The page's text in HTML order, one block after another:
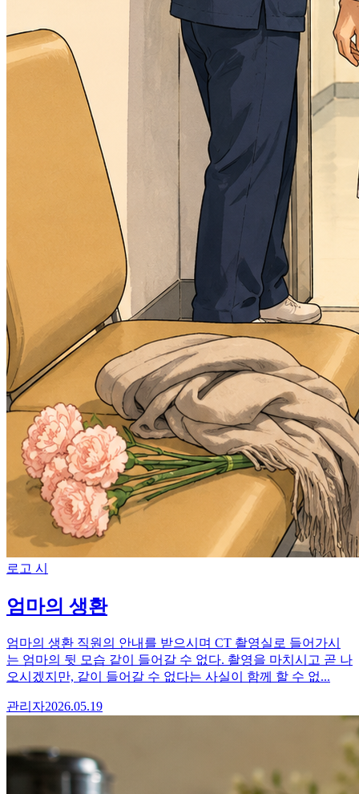
로고 시
엄마의 생환
엄마의 생환 직원의 안내를 받으시며 CT 촬영실로 들어가시
는 엄마의 뒷 모습 같이 들어갈 수 없다. 촬영을 마치시고 곧 나
오시겠지만, 같이 들어갈 수 없다는 사실이 함께 할 수 없...
관리자2026.05.19